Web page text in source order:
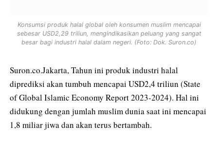
Konsumsi produk halal global oleh konsumen muslim mencapai
sebesar USD2,29 triliun, mengindikasikan peluang yang sangat
besar bagi industri halal dalam negeri. (Foto: Dok. Suron.co)
Suron.co.Jakarta, Tahun ini produk industri halal
diprediksi akan tumbuh mencapai USD2,4 triliun (State
of Global Islamic Economy Report 2023-2024). Hal ini
didukung dengan jumlah muslim dunia saat ini mencapai
1,8 miliar jiwa dan akan terus bertambah.